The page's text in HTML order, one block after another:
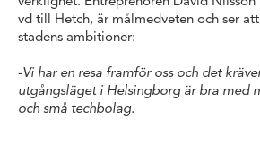
vd till Hetch, är målmedveten och ser
stadens ambitioner:
-Vi har en resa framför oss och det
utgångsläget i Helsingborg är bra med
och små techbolag.